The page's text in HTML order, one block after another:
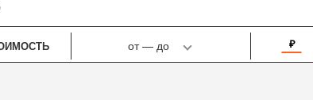
от—до ₽